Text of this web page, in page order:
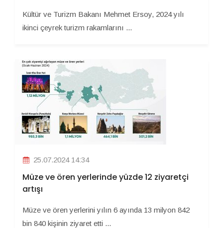
Kültür ve Turizm Bakanı Mehmet Ersoy, 2024 yılı
ikinci çeyrek turizm rakamlarını ...
25.07.2024 14:34
Müze ve ören yerlerinde yüzde 12 ziyaretçi
artışı
Müze ve ören yerlerini yılın 6 ayında 13 milyon 842
bin 840 kişinin ziyaret etti ...